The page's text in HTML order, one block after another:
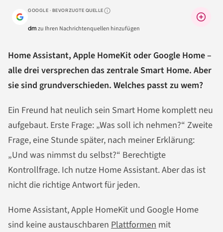
GOOGLE · BEVORZUGTE QUELLEWarum lohnt sich das?
dmzu Ihren Nachrichtenquellen hinzufügen
Home Assistant, Apple HomeKit oder Google Home –
alle drei versprechen das zentrale Smart Home. Aber
sie sind grundverschieden. Welches passt zu wem?
Ein Freund hat neulich sein Smart Home komplett neu
aufgebaut. Erste Frage: „Was soll ich nehmen?“ Zweite
Frage, eine Stunde später, nach meiner Erklärung:
„Und was nimmst du selbst?“ Berechtigte
Kontrollfrage. Ich nutze Home Assistant. Aber das ist
nicht die richtige Antwort für jeden.
Home Assistant, Apple HomeKit und Google Home
sind keine austauschbaren Plattformen mit